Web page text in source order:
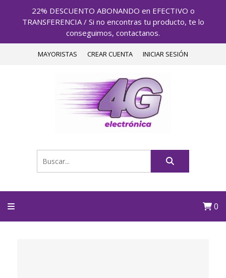
22% DESCUENTO ABONANDO en EFECTIVO o
TRANSFERENCIA / Si no encontras tu producto, te lo
conseguimos, contactanos.
MAYORISTAS CREAR CUENTA INICIAR SESIÓN
0